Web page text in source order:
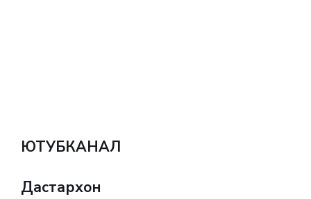
ЮТУБКАНАЛ
Дастархон